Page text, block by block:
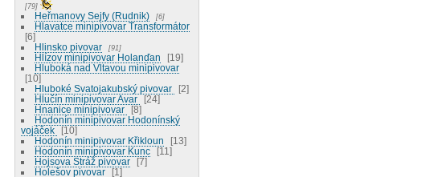
79
Heřmanovy Sejfy (Rudnik) 6
Hlavatce minipivovar Transformátor
6
Hlinsko pivovar
91
Hlízov minipivovar Holanďan
19
Hluboká nad Vltavou minipivovar
10
Hluboké Svatojakubský pivovar
2
Hlučín minipivovar Avar
24
Hnanice minipivovar
8
Hodonín minipivovar Hodonínský
vojáček
10
Hodonín minipivovar Křikloun
13
Hodonín minipivovar Kunc
11
Hojsova Stráž pivovar
7
Holešov pivovar
1